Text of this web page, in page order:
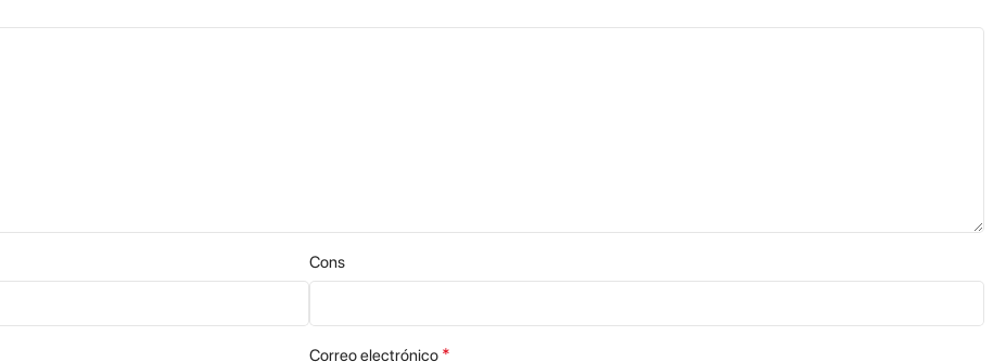
Cons
Correo electrónico *